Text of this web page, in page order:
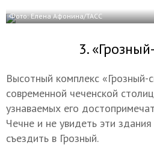
Фото: Елена Афонина/ТАСС
3.
Высотный комплекс «Грозный-
современной чеченской
узнаваемых его
Чечне и не увидеть эти
съездить в Грозный.